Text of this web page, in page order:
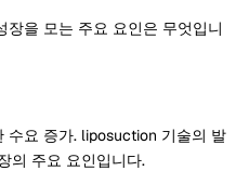
을 모는 주요 요인은 무엇입니
수요 증가. liposuction 기술의 발
의 주요 요인입니다.